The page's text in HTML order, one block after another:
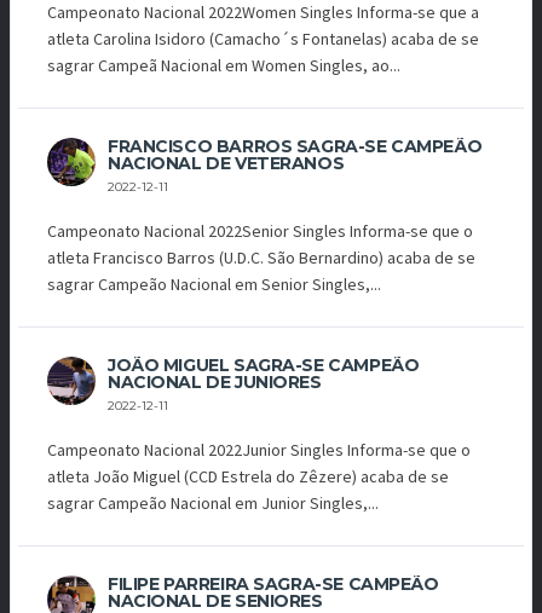
Campeonato Nacional 2022Women Singles Informa-se que a
atleta Carolina Isidoro (Camacho´s Fontanelas) acaba de se
sagrar Campeã Nacional em Women Singles, ao...
FRANCISCO BARROS SAGRA-SE CAMPEÃO
NACIONAL DE VETERANOS
2022-12-11
Campeonato Nacional 2022Senior Singles Informa-se que o
atleta Francisco Barros (U.D.C. São Bernardino) acaba de se
sagrar Campeão Nacional em Senior Singles,...
JOÃO MIGUEL SAGRA-SE CAMPEÃO
NACIONAL DE JUNIORES
2022-12-11
Campeonato Nacional 2022Junior Singles Informa-se que o
atleta João Miguel (CCD Estrela do Zêzere) acaba de se
sagrar Campeão Nacional em Junior Singles,...
FILIPE PARREIRA SAGRA-SE CAMPEÃO
NACIONAL DE SENIORES